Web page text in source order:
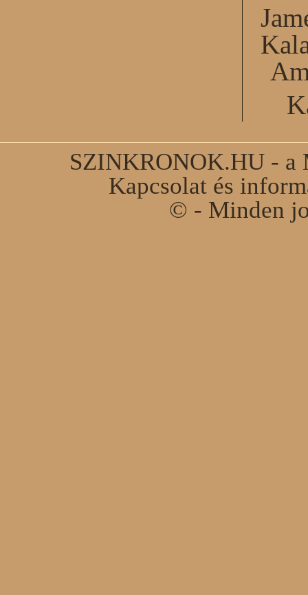
SZINKRONOK.HU - a
Kapcsolat és
© - Minden